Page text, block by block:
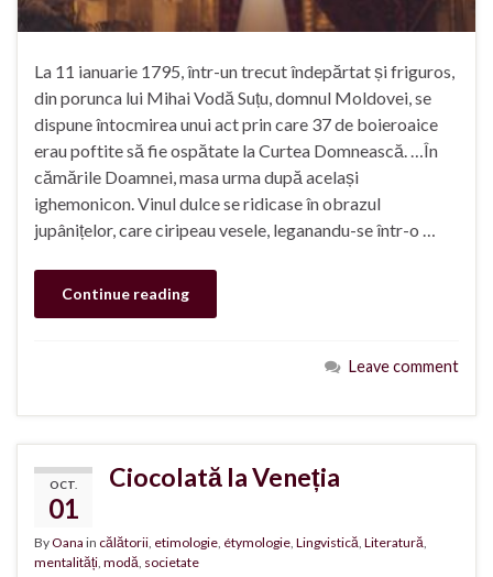
La 11 ianuarie 1795, într-un trecut îndepărtat și friguros,
din porunca lui Mihai Vodă Suțu, domnul Moldovei, se
dispune întocmirea unui act prin care 37 de boieroaice
erau poftite să fie ospătate la Curtea Domnească. …În
cămările Doamnei, masa urma după același
ighemonicon. Vinul dulce se ridicase în obrazul
jupânițelor, care ciripeau vesele, leganandu-se într-o …
Continue reading
Leave comment
OCT.
01
Ciocolată la Veneția
ByOana in călătorii, etimologie, étymologie, Lingvistică, Literatură,
mentalități, modă, societate